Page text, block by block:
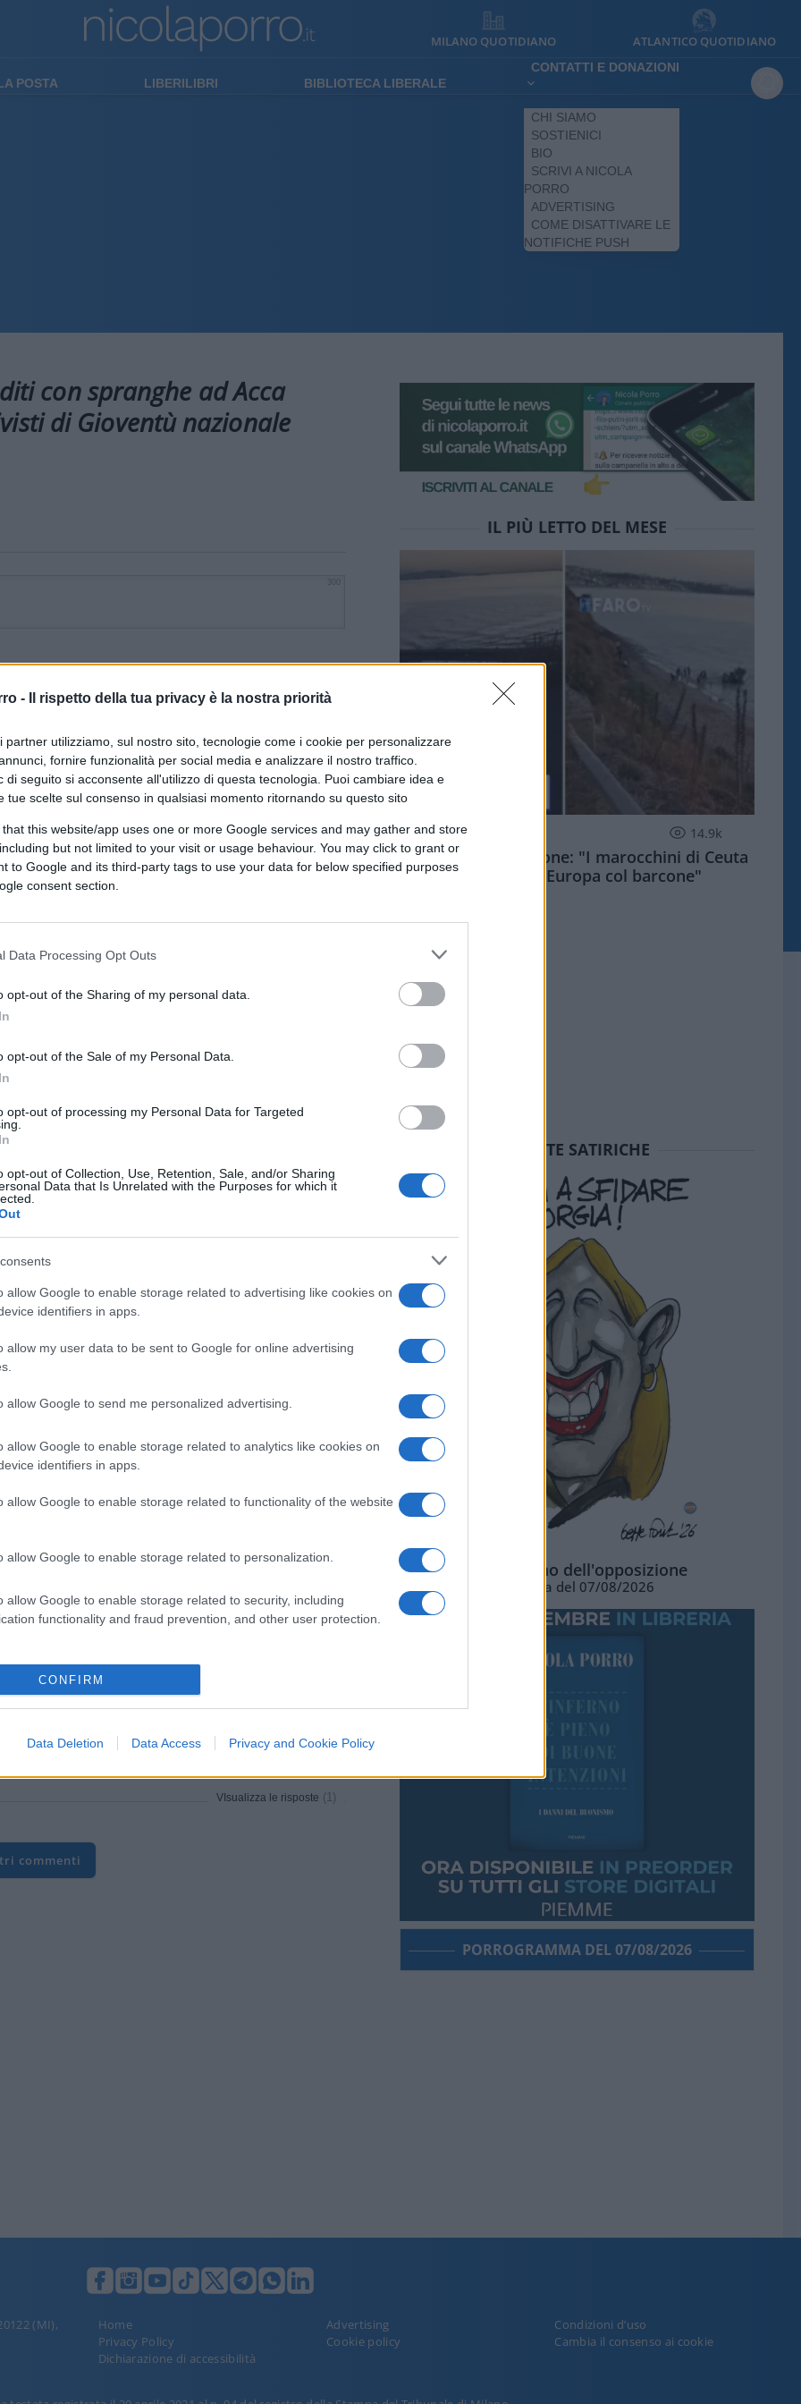
- Il rispetto della tua privacy è la nostra priorità
partner utilizziamo, sul nostro sito, tecnologie come i cookie per personalizzare
fornire funzionalità per social media e analizzare il nostro traffico.
di seguito si acconsente all'utilizzo di questa tecnologia. Puoi cambiare idea e
tue scelte sul consenso in qualsiasi momento ritornando su questo sito
that this website/app uses one or more Google services and may gather and store
but not limited to your visit or usage behaviour. You may click to grant or
to Google and its third-party tags to use your data for below specified purposes
consent section.
Data Processing Opt Outs
opt-out of the Sharing of my personal data.
opt-out of the Sale of my Personal Data.
opt-out of processing my Personal Data for Targeted
opt-out of Collection, Use, Retention, Sale, and/or Sharing
Data that Is Unrelated with the Purposes for which it
allow Google to enable storage related to advertising like cookies on
identifiers in apps.
allow my user data to be sent to Google for online advertising
allow Google to send me personalized advertising.
allow Google to enable storage related to analytics like cookies on
identifiers in apps.
allow Google to enable storage related to functionality of the website
allow Google to enable storage related to personalization.
allow Google to enable storage related to security, including
functionality and fraud prevention, and other user protection.
CONFIRM
Data Deletion Data Access Privacy and Cookie Policy
MILANO QUOTIDIANO ATLANTICO QUOTIDIANO
POSTA LIBERILIBRI BIBLIOTECA LIBERALE
CONTATTI E DONAZIONI
CHI SIAMO
SOSTIENICI
BIO
SCRIVI A NICOLA
PORRO
ADVERTISING
COME DISATTIVARE LE
NOTIFICHE PUSH
con spranghe ad Acca
di Gioventù nazionale
questi fanno come lui.
organizzato e coordinato da qualcuno che
stati sparati colpi di pistola contro la sede della cgil.
ed etici secondo MdP? No?
di dx. Sì c’è l’ho con loro. Quand’è che si
se lo saranno segnato la data, quindi
poi al primo attacco verso i 4 messi come esca,
è Barbara riescono a difendere pure maduro e
VIsualizza le risposte (1)
di TG e talk show demokratici, con turbamenti
(rossi) … al limite ragazzi che sbagliano
VIsualizza le risposte (1)
commenti
IL PIÙ LETTO DEL MESE
ESTERI 14.9k
Meloni aveva ragione: "I marocchini di Ceuta
sbarcano in Europa col barcone"
SEDUTE SATIRICHE
L'ottimismo dell'opposizione
Vignetta del 07/08/2026
PORROGRAMMA DEL 07/08/2026
(MI),
Home Advertising
Condizioni d’uso
Privacy Policy
Cookie policy
Cambia il consenso ai cookie
Dichiarazione di accessibilità